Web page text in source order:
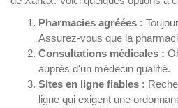
Pharmacies agréées :
Assurez-vous que la
Consultations médicales :
auprès d'un médecin qualifié.
Sites en ligne fiables :
ligne qui exigent une